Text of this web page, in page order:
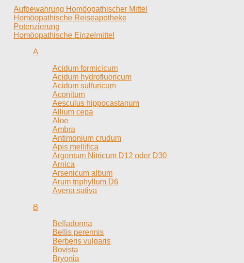
Aufbewahrung Homöopathischer Mittel
Homöopathische Reiseapotheke
Potenzierung
Homöopathische Einzelmittel
A
Acidum formicicum
Acidum hydrofluoricum
Acidum sulfuricum
Aconitum
Aesculus hippocastanum
Allium cepa
Aloe
Ambra
Antimonium crudum
Apis mellifica
Argentum Nitricum D12 oder D30
Arnica
Arsenicum album
Arum triphyllum D6
Avena sativa
B
Belladonna
Bellis perennis
Berberis vulgaris
Bovista
Bryonia